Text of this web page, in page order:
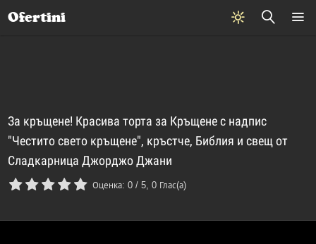
Ofertini
За кръщене! Красива тортa за Кръщенe с надпис
"Честито свето кръщене", кръстче, Библия и свещ от
Сладкарница Джорджо Джани
Оценка:0 /5,0 Глас(а)